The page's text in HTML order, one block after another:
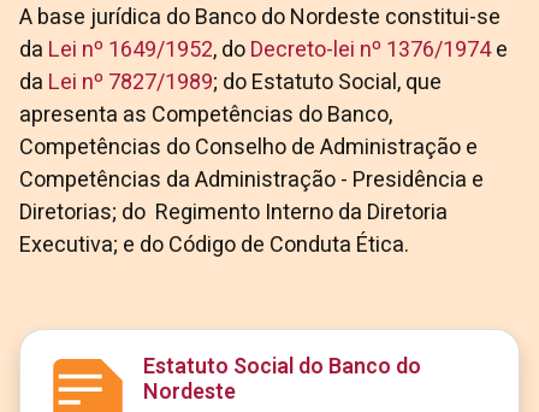
A base jurídica do Banco do Nordeste constitui-se
da Lei nº 1649/1952, doDecreto-lei nº 1376/1974e
da Lei nº 7827/1989; do Estatuto Social, que
apresenta as Competências do Banco,
Competências do Conselho de Administração e
Competências da Administração - Presidência e
Diretorias; do Regimento Interno da Diretoria
Executiva; e do Código de Conduta Ética.
Estatuto Social do Banco do
Nordeste